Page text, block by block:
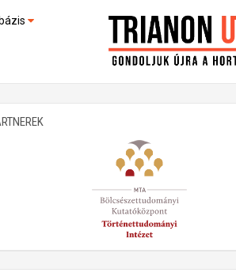
(feltöltés alatt)